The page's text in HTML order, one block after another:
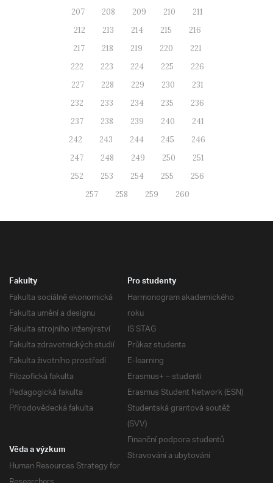
207
208 209 210
211
212
213 214 215
216
217
218 219 220
221
222
223 224 225
226
227
228 229 230
231
232
233 234 235
236
237
238 239 240
241
242
243 244 245
246
247
248 249 250
251
252
253 254 255
256
257
258 259 260
Fakulty
Fakulta sociálně ekonomická
Fakulta umění a designu
Fakulta strojního inženýrství
Fakulta zdravotnických studií
Fakulta životního prostředí
Filozofická fakulta
Pedagogická fakulta
Přírodovědecká fakulta
Pro studenty
Harmonogram akademického
roku
IS STAG
Průkaz studenta
E-learning
Erasmus+ – studenti
Erasmus Student Network (ESN)
Studentská grantová soutěž
(SVV)
Finanční podpora studentů
Stravování a ubytování
Věda a výzkum
Human Resources Strategy for